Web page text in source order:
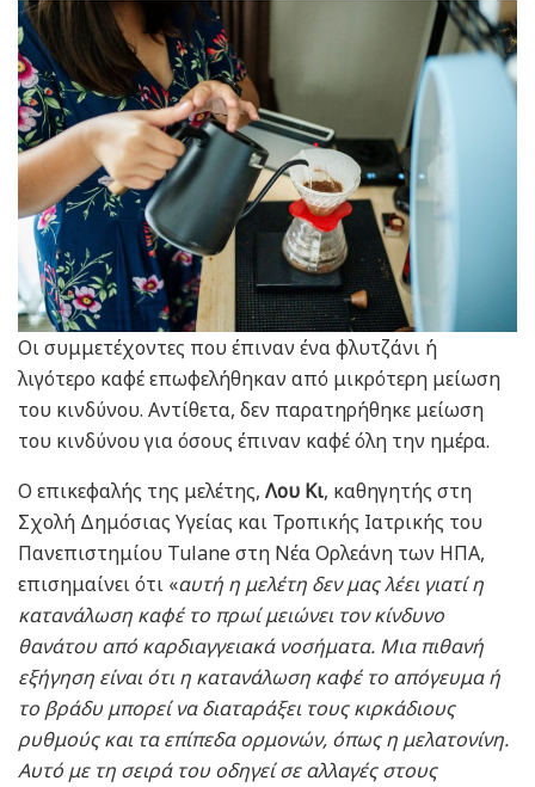
Οι συμμετέχοντες που έπιναν ένα φλυτζάνι ή
λιγότερο καφέ επωφελήθηκαν από μικρότερη μείωση
του κινδύνου. Αντίθετα, δεν παρατηρήθηκε μείωση
του κινδύνου για όσους έπιναν καφέ όλη την ημέρα.
Ο επικεφαλής της μελέτης, Λου Κι, καθηγητής στη
Σχολή Δημόσιας Υγείας και Τροπικής Ιατρικής του
Πανεπιστημίου Tulane στη Νέα Ορλεάνη των ΗΠΑ,
επισημαίνει ότι «αυτή η μελέτη δεν μας λέει γιατί η
κατανάλωση καφέ το πρωί μειώνει τον κίνδυνο
θανάτου από καρδιαγγειακά νοσήματα. Μια πιθανή
εξήγηση είναι ότι η κατανάλωση καφέ το απόγευμα ή
το βράδυ μπορεί να διαταράξει τους κιρκάδιους
ρυθμούς και τα επίπεδα ορμονών, όπως η μελατονίνη.
Αυτό με τη σειρά του οδηγεί σε αλλαγές στους